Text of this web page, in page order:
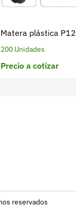
Matera plástica P12
200 Unidades
Precio a cotizar
reservados